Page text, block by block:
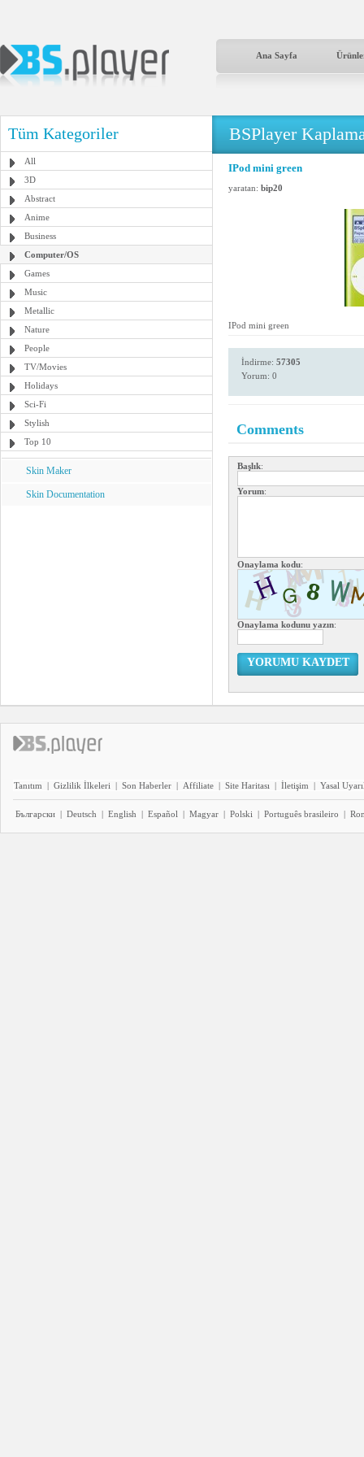
Ana Sayfa
Tüm Kategoriler
All
3D
Abstract
Anime
Business
Computer/OS
Games
Music
Metallic
Nature
People
TV/Movies
Holidays
Sci-Fi
Stylish
Top 10
Skin Maker
Skin Documentation
BSPlayer
IPod mini green
yaratan: bip20
IPod mini green
İndirme: 57305
Yorum: 0
Comments
Başlık:
Yorum:
Onaylama kodu:
Onaylama kodunu yazın:
YORUMU KAYDET
Tanıtım | Gizlilik İlkeleri | Son Haberler | Affiliate | Site Haritası | İletişim | Yasal
Български | Deutsch | English | Español | Magyar | Polski | Português brasileiro |